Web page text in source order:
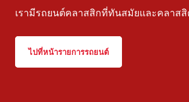
เรามีรถยนต์คลาสสิกที่ทันสมัยและคลาสสิ
ไปที่หน้ารายการรถยนต์